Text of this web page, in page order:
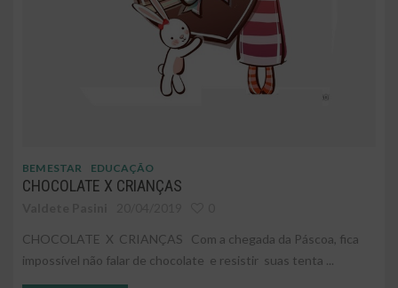
BEM ESTAR EDUCAÇÃO
CHOCOLATE X CRIANÇAS
CHOCOLATE X CRIANÇAS Com a chegada da Páscoa, fica
impossível não falar de chocolate e resistir suas tenta ...